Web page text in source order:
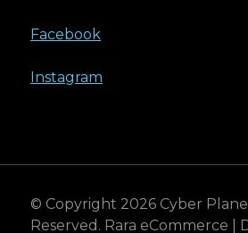
Facebook
Instagram
© Copyright 2026 Cyber
Reserved. Rara eCommerce |